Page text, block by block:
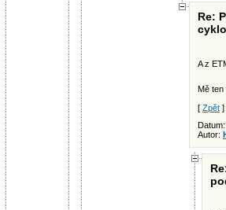
Re:
A z
Mě ten
[ Zpět ]
Datum:
Autor: